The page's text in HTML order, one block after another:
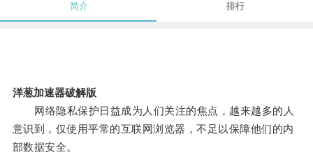
简介 排行
洋葱加速器破解版
网络隐私保护日益成为人们关注的焦点，越来越多的人
意识到，仅使用平常的互联网浏览器，不足以保障他们的内
部数据安全。